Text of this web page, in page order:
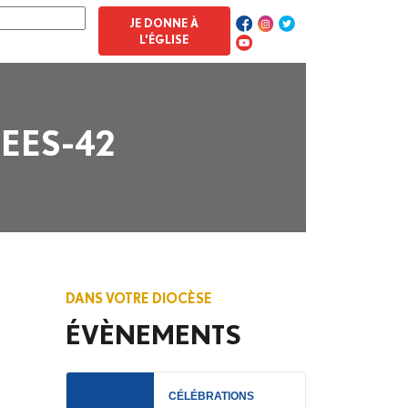
JE DONNE À
L'ÉGLISE
42
DANS VOTRE DIOCÈSE
ÉVÈNEMENTS
CÉLÉBRATIONS